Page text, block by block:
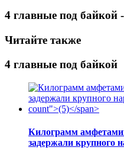
4 главные под байкой
Читайте также
4 главные под байкой
Килограмм
задержали крупного